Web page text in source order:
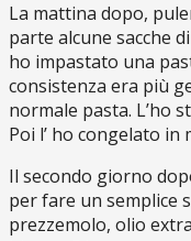
La mattina dopo,
parte alcune sacche
ho impastato una
consistenza era più
normale pasta. L’ho
Poi l’ ho congelato in
Il secondo giorno
per fare un semplice
prezzemolo, olio